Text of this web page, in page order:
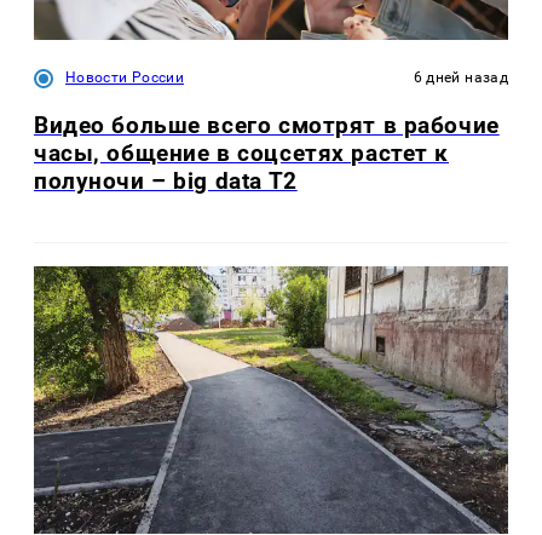
Новости России 6 дней назад
Видео больше всего смотрят в рабочие
часы, общение в соцсетях растет к
полуночи – big data T2